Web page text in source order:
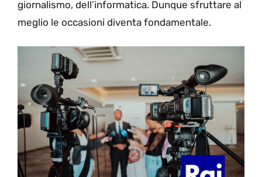
giornalismo, dell’informatica. Dunque sfruttare al
meglio le occasioni diventa fondamentale.